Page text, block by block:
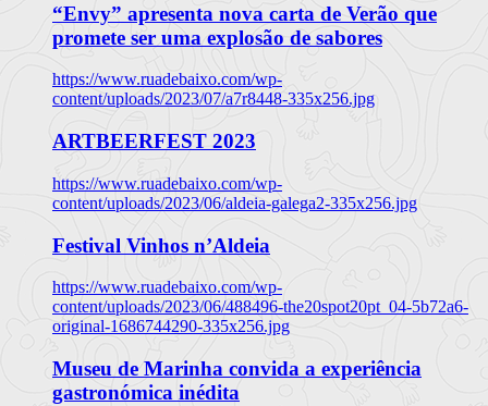
“Envy” apresenta nova carta de Verão que
promete ser uma explosão de sabores
https://www.ruadebaixo.com/wp-
content/uploads/2023/07/a7r8448-335x256.jpg
ARTBEERFEST 2023
https://www.ruadebaixo.com/wp-
content/uploads/2023/06/aldeia-galega2-335x256.jpg
Festival Vinhos n’Aldeia
https://www.ruadebaixo.com/wp-
content/uploads/2023/06/488496-the20spot20pt_04-5b72a6-
original-1686744290-335x256.jpg
Museu de Marinha convida a experiência
gastronómica inédita